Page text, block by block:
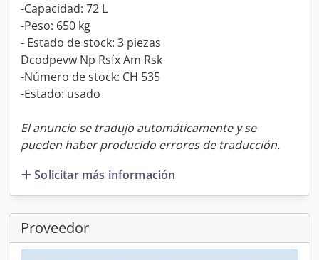
-Capacidad: 72 L
-Peso: 650 kg
- Estado de stock: 3 piezas
Dcodpevw Np Rsfx Am Rsk
-Número de stock: CH 535
-Estado: usado
El anuncio se tradujo automáticamente y se
pueden haber producido errores de traducción.
Solicitar más información
Proveedor